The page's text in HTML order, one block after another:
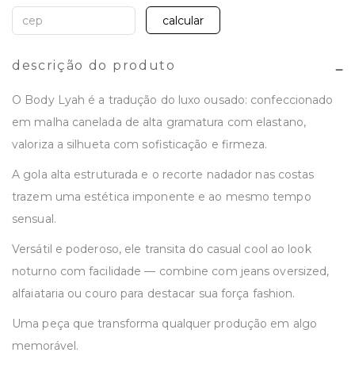
calcular
descrição do produto
O Body Lyah é a tradução do luxo ousado: confeccionado
em malha canelada de alta gramatura com elastano,
valoriza a silhueta com sofisticação e firmeza.
A gola alta estruturada e o recorte nadador nas costas
trazem uma estética imponente e ao mesmo tempo
sensual.
Versátil e poderoso, ele transita do casual cool ao look
noturno com facilidade — combine com jeans oversized,
alfaiataria ou couro para destacar sua força fashion.
Uma peça que transforma qualquer produção em algo
memorável.